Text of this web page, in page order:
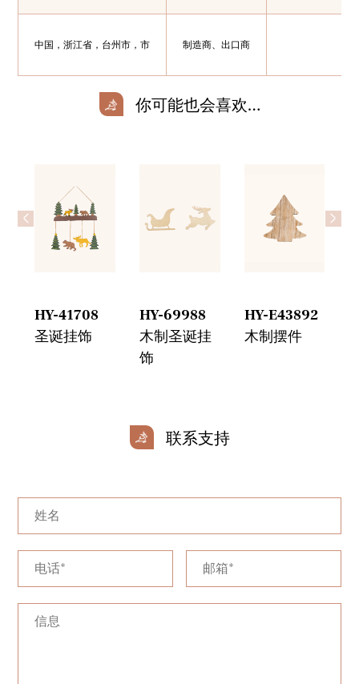
中国，浙江省，台州市，市 制造商、出口商
你可能也会喜欢…
HY-41708
圣诞挂饰
HY-69988
木制圣诞挂
饰
HY-E43892
木制摆件
< >
联系支持